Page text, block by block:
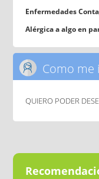
Enfermedades
Alérgica a algo en
Como
QUIERO PODER